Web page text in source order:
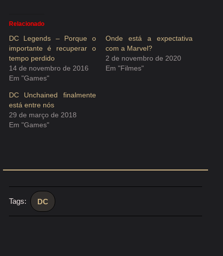
Relacionado
DC Legends – Porque o
importante é recuperar o
tempo perdido
14 de novembro de 2016
Em "Games"
Onde está a expectativa
com a Marvel?
2 de novembro de 2020
Em "Filmes"
DC Unchained finalmente
está entre nós
29 de março de 2018
Em "Games"
Tags: DC